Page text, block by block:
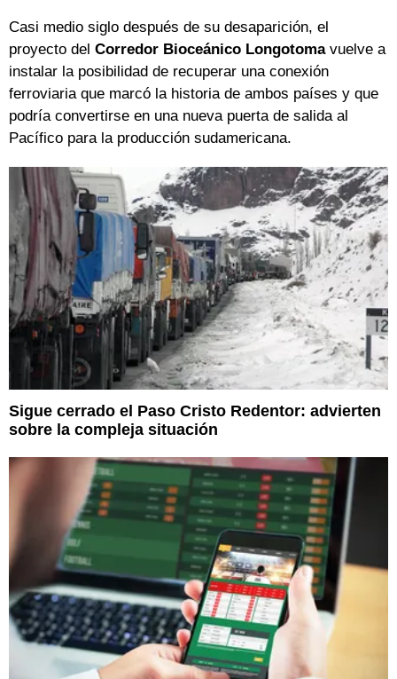
Casi medio siglo después de su desaparición, el
proyecto del Corredor Bioceánico Longotomavuelve a
instalar la posibilidad de recuperar una conexión
ferroviaria que marcó la historia de ambos países y que
podría convertirse en una nueva puerta de salida al
Pacífico para la producción sudamericana.
Sigue cerrado el Paso Cristo Redentor: advierten
sobre la compleja situación